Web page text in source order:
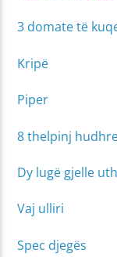
3 domate të
Kripë
Piper
8 thelpinj
Dy lugë gjelle
Vaj ulliri
Spec djegës